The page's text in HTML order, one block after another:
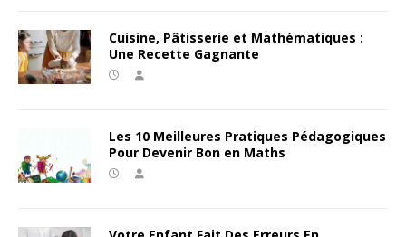
Cuisine, Pâtisserie et Mathématiques :
Une Recette Gagnante
Les 10 Meilleures Pratiques Pédagogiques
Pour Devenir Bon en Maths